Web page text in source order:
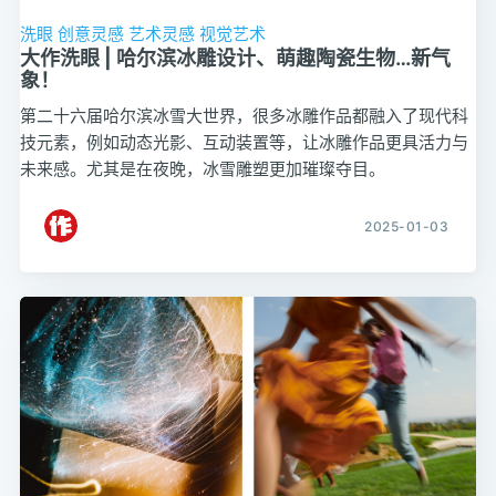
洗眼 创意灵感 艺术灵感 视觉艺术
大作洗眼 | 哈尔滨冰雕设计、萌趣陶瓷生物…新气
象！
第二十六届哈尔滨冰雪大世界，很多冰雕作品都融入了现代科
技元素，例如动态光影、互动装置等，让冰雕作品更具活力与
未来感。尤其是在夜晚，冰雪雕塑更加璀璨夺目。
2025-01-03